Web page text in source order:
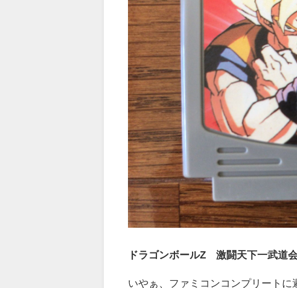
ドラゴンボールZ 激闘天下一武道
いやぁ、ファミコンコンプリート